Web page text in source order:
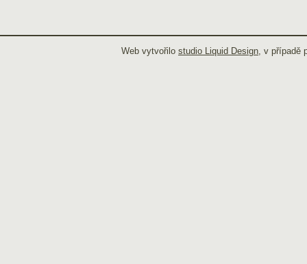
Web vytvořilo studio Liquid Design , v